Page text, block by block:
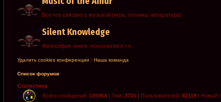
Все что связано с музыкой (игра, техника, аппаратура)
Silent Knowledge
Философия, книги, психология и т.п.
Удалить cookies конференции | Наша команда
Список форумов
Статистика
Всего сообщений: 105964 | Тем: 3755 | Пользователей: 82118 | Новый